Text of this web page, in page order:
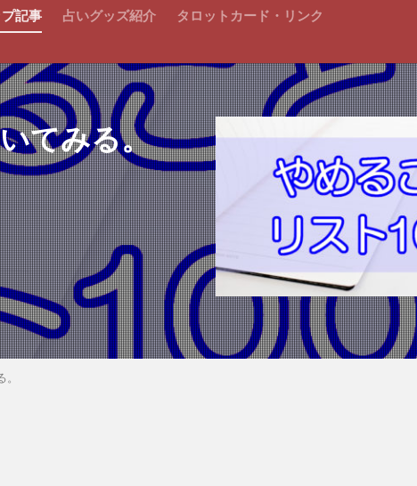
記事 占いグッズ紹介
タロットカード・リンク
てみる。